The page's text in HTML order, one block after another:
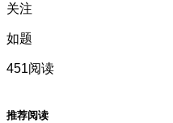
关注
如题
451阅读
推荐阅读